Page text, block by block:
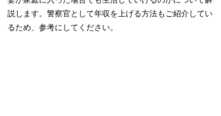
説します。警察官として年収を上げる方法もご紹介してい
るため、参考にしてください。